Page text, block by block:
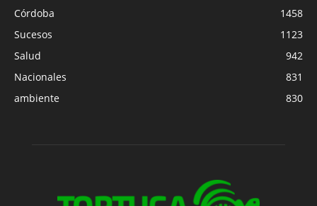
Córdoba
1458
Sucesos
1123
Salud
942
Nacionales
831
ambiente
830